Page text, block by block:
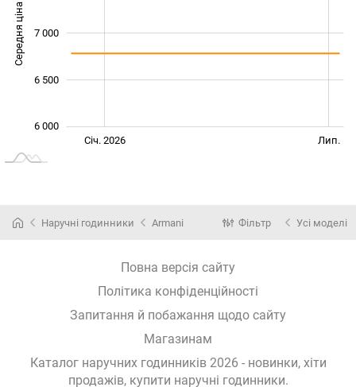
Середня ціна 6 000
6 000
7 000
6 500
Січ. 2026
Січ. 2027 Лип.
Наручні годинники Armani Фільтр Усі моделі
Повна версія сайту
Політика конфіденційності
Запитання й побажання щодо сайту
Магазинам
Каталог наручних годинників 2026 - новинки, хіти
продажів, купити наручні годинники.